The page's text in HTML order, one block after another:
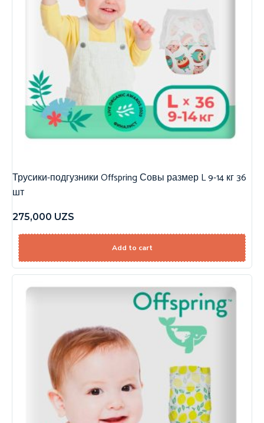
Трусики-подгузники Offspring Совы размер L 9-14 кг 36
шт
275,000 UZS
Add to cart